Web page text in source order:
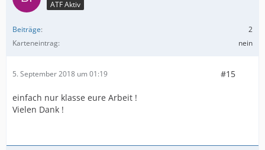
ATF Aktiv
Beiträge
2
Karteneintrag
nein
5. September 2018 um 01:19 #15
einfach nur klasse eure Arbeit !
Vielen Dank !